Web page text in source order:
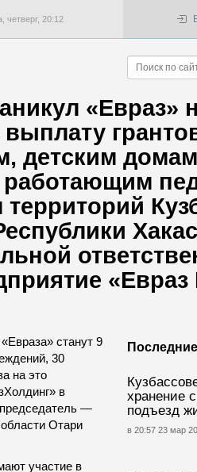
четверг, 20:12
«Евраз»
детским
«Евраз
хранение
подъезд
в 20:57 23 мар
станут 9
30
на это
в
—
Отари
участие в